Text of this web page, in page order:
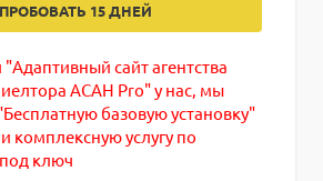
15 ДНЕЙ
сайт агентства
АСАН Pro" у нас, мы
базовую установку"
комплексную услугу по
ключ